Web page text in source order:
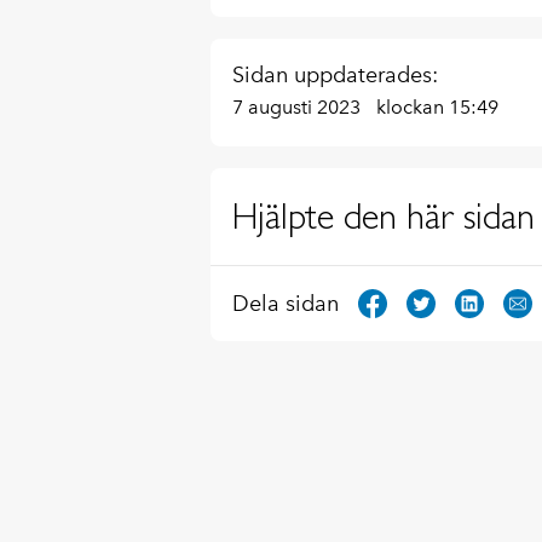
Sidan uppdaterades:
7 augusti 2023 klockan 15:49
Hjälpte den här sidan
Dela sidan